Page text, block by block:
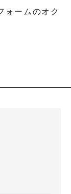
ームのオク